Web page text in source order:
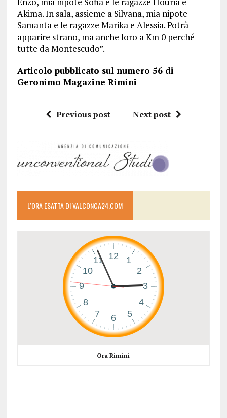
Akima. In sala, assieme a Silvana, mia nipote
Samanta e le ragazze Marika e Alessia. Potrà
apparire strano, ma anche loro a Km 0 perché
tutte da Montescudo”.
Articolo pubblicato sul numero 56 di
Geronimo Magazine Rimini
Previous post Next post
L’ORA ESATTA DI VALCONCA24.COM
Ora Rimini